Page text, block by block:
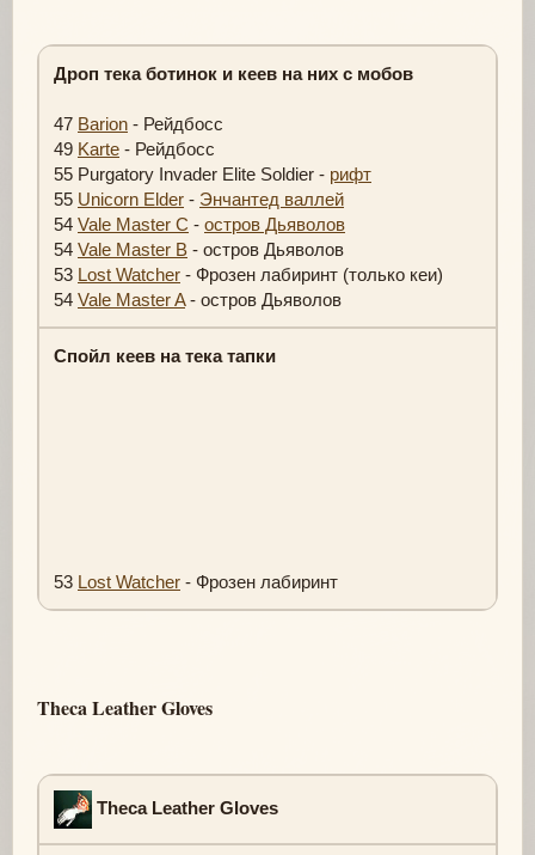
Дроп тека ботинок и кеев на них с мобов
47 Barion - Рейдбосс
49 Karte - Рейдбосс
55 Purgatory Invader Elite Soldier - рифт
55 Unicorn Elder - Энчантед валлей
54 Vale Master C - остров Дьяволов
54 Vale Master B - остров Дьяволов
53 Lost Watcher - Фрозен лабиринт (только кеи)
54 Vale Master A- остров Дьяволов
Спойл кеев на тека тапки
53 Lost Watcher - Фрозен лабиринт
Theca Leather Gloves
Theca Leather Gloves